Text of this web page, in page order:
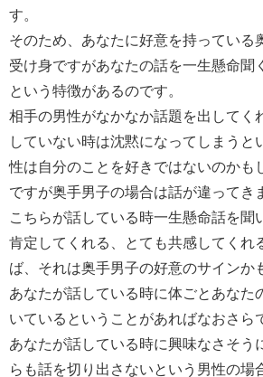
す。
そのため、あなたに好意を持っている
受け身ですがあなたの話を一生懸命聞
という特徴があるのです。
相手の男性がなかなか話題を出してく
していない時は沈黙になってしまうと
性は自分のことを好きではないのかも
ですが奥手男子の場合は話が違ってき
こちらが話している時一生懸命話を聞
肯定してくれる、とても共感してくれ
ば、それは奥手男子の好意のサインか
あなたが話している時に体ごとあなた
いているということがあればなおさら
あなたが話している時に興味なさそう
らも話を切り出さないという男性の場